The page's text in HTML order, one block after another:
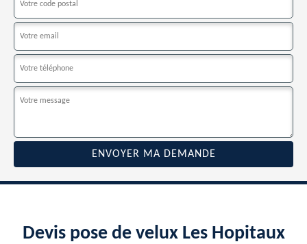
Devis pose de velux Les Hopitaux